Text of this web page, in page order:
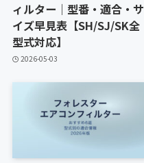
ィルター｜型番・適合・サ
イズ早見表【SH/SJ/SK全
型式対応】
2026-05-03